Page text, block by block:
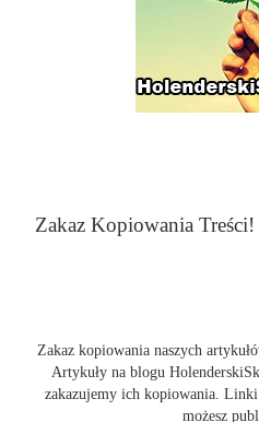
Zakaz Kopiowania Treści!
Zakaz kopiowania naszych
Artykuły na blogu
zakazujemy ich kopiowania.
możesz